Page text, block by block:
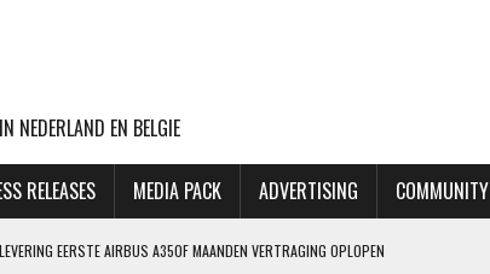
NEDERLAND EN BELGIE
RELEASES MEDIA PACK ADVERTISING COMMUNITY
EERSTE AIRBUS A350F MAANDEN VERTRAGING OPLOPEN